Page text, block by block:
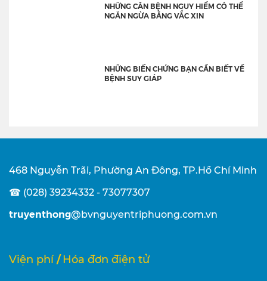
NHỮNG CĂN BỆNH NGUY HIỂM CÓ THỂ
NGĂN NGỪA BẰNG VẮC XIN
NHỮNG BIẾN CHỨNG BẠN CẦN BIẾT VỀ
BỆNH SUY GIÁP
468 Nguyễn Trãi, Phường An Đông, TP.Hồ Chí Minh
☎ (028) 39234332 - 73077307
truyenthong@bvnguyentriphuong.com.vn
Viện phí / Hóa đơn điện tử